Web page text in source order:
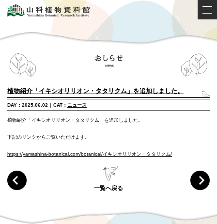
植物紹介「イキシオリリオン・タタリクム」を追加しました。
DAY：2025.06.02 | CAT： ニュース
植物紹介「イキシオリリオン・タタリクム」を追加しました。
下記のリンクからご覧いただけます。
https://yamashina-botanical.com/botanical/イキシオリリオン・タタリクム/
一覧へ戻る